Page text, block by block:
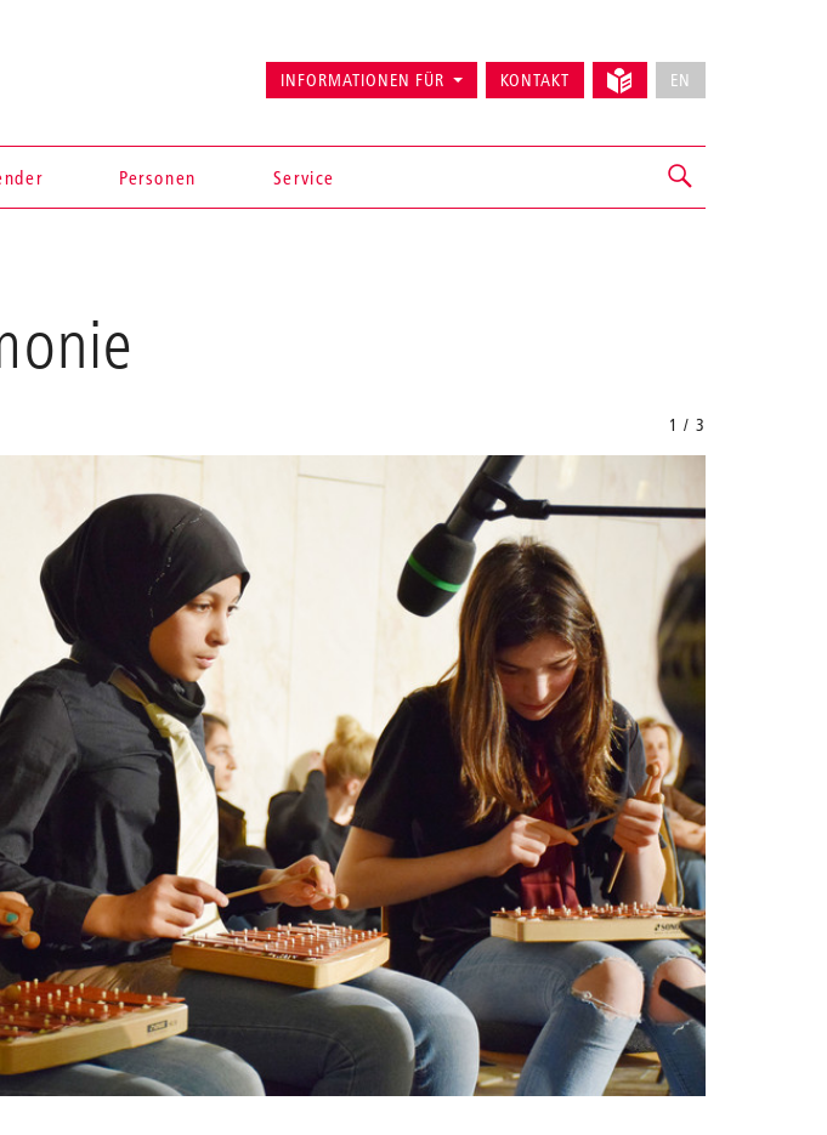
Personen Service
INFORMATIONEN FÜR KONTAKT EN
1 / 3